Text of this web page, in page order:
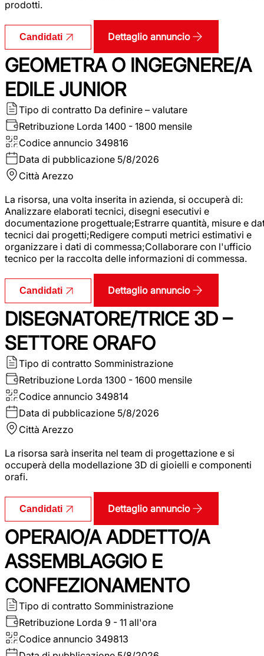
prodotti.
Candidati Dettaglio annuncio
GEOMETRA O INGEGNERE/A
EDILE JUNIOR
Tipo di contratto Da definire – valutare
Retribuzione Lorda 1400 - 1800 mensile
Codice annuncio 349816
Data di pubblicazione 5/8/2026
Città Arezzo
La risorsa, una volta inserita in azienda, si occuperà di:
Analizzare elaborati tecnici, disegni esecutivi e
documentazione progettuale;Estrarre quantità, misure e
tecnici dai progetti;Redigere computi metrici estimativi e
organizzare i dati di commessa;Collaborare con l'ufficio
tecnico per la raccolta delle informazioni di commessa.
Candidati Dettaglio annuncio
DISEGNATORE/TRICE 3D –
SETTORE ORAFO
Tipo di contratto Somministrazione
Retribuzione Lorda 1300 - 1600 mensile
Codice annuncio 349814
Data di pubblicazione 5/8/2026
Città Arezzo
La risorsa sarà inserita nel team di progettazione e si
occuperà della modellazione 3D di gioielli e componenti
orafi.
Candidati Dettaglio annuncio
OPERAIO/A ADDETTO/A
ASSEMBLAGGIO E
CONFEZIONAMENTO
Tipo di contratto Somministrazione
Retribuzione Lorda 9 - 11 all'ora
Codice annuncio 349813